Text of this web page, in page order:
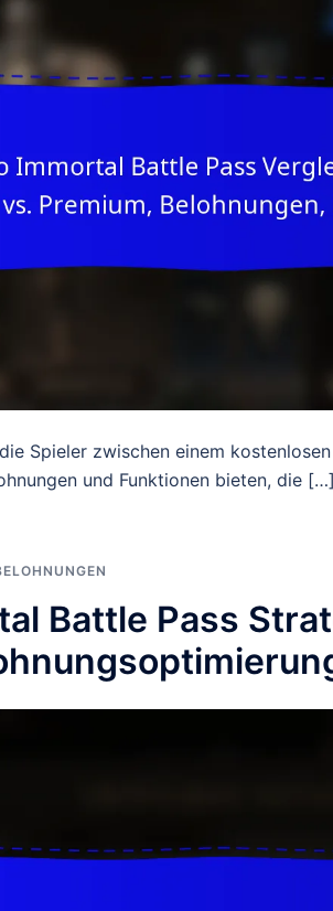
Spieler zwischen einem
und Funktionen bieten, die […]
Battle Pass